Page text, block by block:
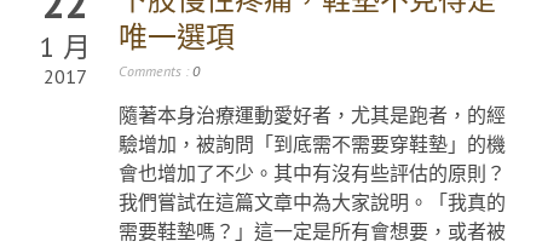
1 月
2017
唯一選項
Comments : 0
隨著本身治療運動愛好者，尤其是跑者，的經
驗增加，被詢問「到底需不需要穿鞋墊」的機
會也增加了不少。其中有沒有些評估的原則？
我們嘗試在這篇文章中為大家說明。「我真的
需要鞋墊嗎？」這一定是所有會想要，或者被